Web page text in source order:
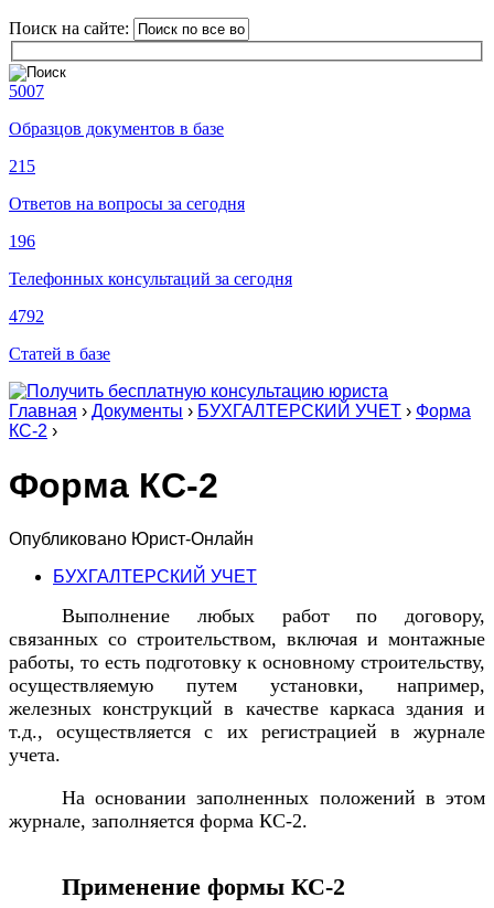
Поиск на сайте:
5007
Образцов документов в базе
215
Ответов на вопросы за сегодня
196
Телефонных консультаций за сегодня
4792
Статей в базе
Главная › Документы › БУХГАЛТЕРСКИЙ УЧЕТ › Форма
КС-2 ›
Форма КС-2
Опубликовано Юрист-Онлайн
БУХГАЛТЕРСКИЙ УЧЕТ
Выполнение любых работ по договору,
связанных со строительством, включая и монтажные
работы, то есть подготовку к основному строительству,
осуществляемую путем установки, например,
железных конструкций в качестве каркаса здания и
т.д., осуществляется с их регистрацией в журнале
учета.
На основании заполненных положений в этом
журнале, заполняется форма КС-2.
Применение формы КС-2